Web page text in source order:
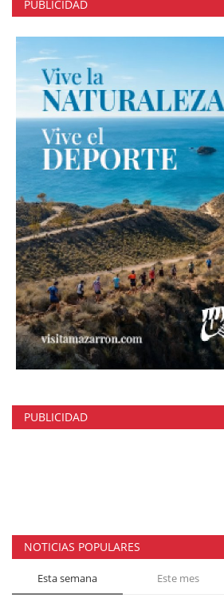
PUBLICIDAD
PUBLICIDAD
NOTICIAS POPULARES
Esta semana Este mes